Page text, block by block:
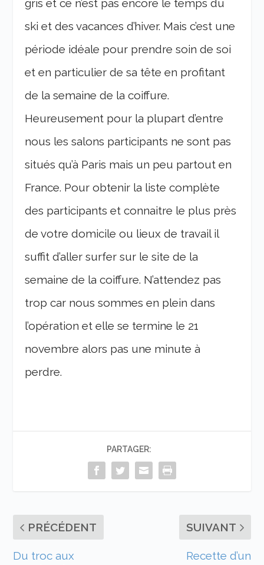
gris et ce n’est pas encore le temps du
ski et des vacances d’hiver. Mais c’est une
période idéale pour prendre soin de soi
et en particulier de sa tête en profitant
de la semaine de la coiffure.
Heureusement pour la plupart d’entre
nous les salons participants ne sont pas
situés qu’à Paris mais un peu partout en
France. Pour obtenir la liste complète
des participants et connaitre le plus près
de votre domicile ou lieux de travail il
suffit d’aller surfer sur le site de la
semaine de la coiffure. N’attendez pas
trop car nous sommes en plein dans
l’opération et elle se termine le 21
novembre alors pas une minute à
perdre.
PARTAGER:
PRÉCÉDENT
Du troc aux
SUIVANT
Recette d’un